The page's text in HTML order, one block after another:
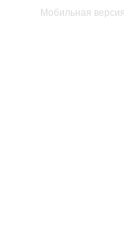
Мобильная версия